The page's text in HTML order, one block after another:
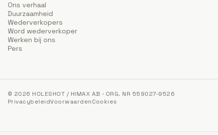
Ons verhaal
Duurzaamheid
Wederverkopers
Word wederverkoper
Werken bij ons
Pers
© 2026 HOLESHOT / HIMAX AB · ORG. NR 559027-9526
PrivacybeleidVoorwaardenCookies